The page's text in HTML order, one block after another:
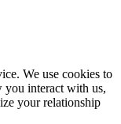
We use cookies to
you interact with us,
your relationship